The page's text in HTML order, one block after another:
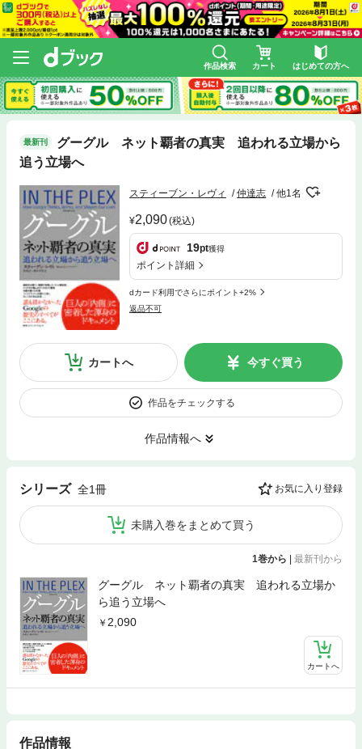
作品検索 カート はじめての方へ
最新刊
グーグル ネット覇者の真実 追われる立場から
追う立場へ
スティーブン・レヴィ 仲達志 他1名
2,090(税込)
19pt獲得
ポイント詳細
dカード利用でさらにポイント+2%
返品不可
カートへ 今すぐ買う
作品をチェックする
作品情報へ
シリーズ 全1冊 お気に入り登録
未購入巻をまとめて買う
1巻から | 最新刊から
グーグル ネット覇者の真実 追われる立場か
ら追う立場へ
2,090
カートへ
作品情報